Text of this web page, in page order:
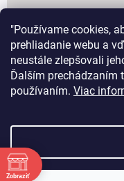
"Používame cookies,
prehliadanie webu a
neustále zlepšovali
Ďalším prechádzaním
používaním. Viac
google-map-
Zobraziť